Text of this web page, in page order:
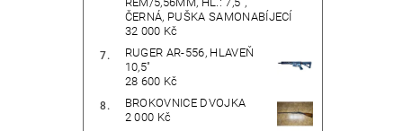
ČERNÁ, PUŠKA SAMONABÍJECÍ
32 000 Kč
RUGER AR-556, HLAVEŇ
10,5"
28 600 Kč
BROKOVNICE DVOJKA
2 000 Kč